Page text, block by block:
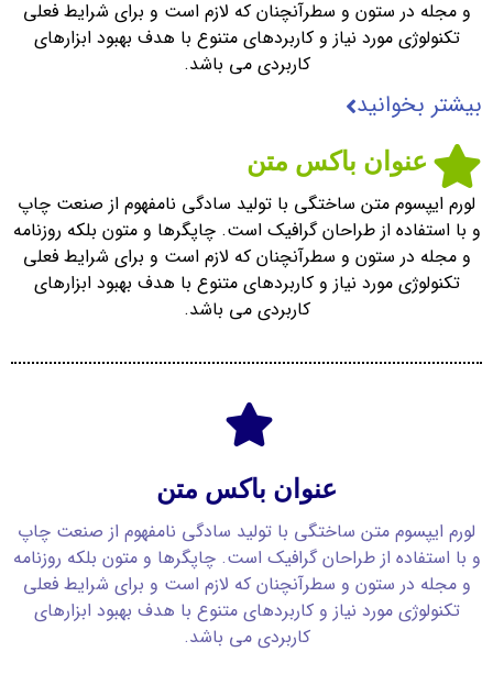
و مجله در ستون و سطرآنچنان که لازم است و برای شرایط فعلی
تکنولوژی مورد نیاز و کاربردهای متنوع با هدف بهبود ابزارهای
کاربردی می باشد.
بیشتر بخوانید
عنوان باکس متن
لورم ایپسوم متن ساختگی با تولید سادگی نامفهوم از صنعت چاپ
و با استفاده از طراحان گرافیک است. چاپگرها و متون بلکه روزنامه
و مجله در ستون و سطرآنچنان که لازم است و برای شرایط فعلی
تکنولوژی مورد نیاز و کاربردهای متنوع با هدف بهبود ابزارهای
کاربردی می باشد.
عنوان باکس متن
لورم ایپسوم متن ساختگی با تولید سادگی نامفهوم از صنعت چاپ
و با استفاده از طراحان گرافیک است. چاپگرها و متون بلکه روزنامه
و مجله در ستون و سطرآنچنان که لازم است و برای شرایط فعلی
تکنولوژی مورد نیاز و کاربردهای متنوع با هدف بهبود ابزارهای
کاربردی می باشد.